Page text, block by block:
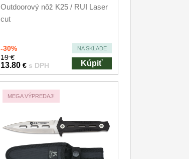
Outdoorový nôž K25 / RUI Laser
cut
-30% NA SKLADE
19 €
13.80 € s DPH Kúpiť
MEGA VÝPREDAJ!